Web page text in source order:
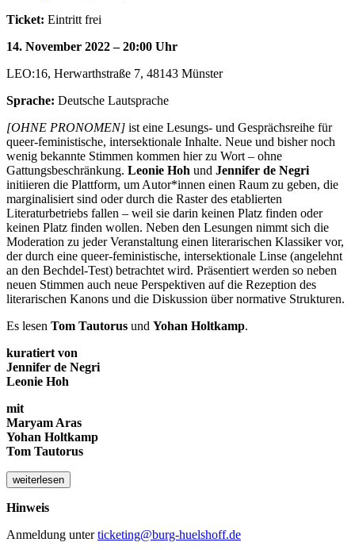
Ticket: Eintritt frei
14. November 2022 – 20:00 Uhr
LEO:16, Herwarthstraße 7, 48143 Münster
Sprache: Deutsche Lautsprache
[OHNE PRONOMEN] ist eine Lesungs- und Gesprächsreihe für
queer-feministische, intersektionale Inhalte. Neue und bisher noch
wenig bekannte Stimmen kommen hier zu Wort – ohne
Gattungsbeschränkung. Leonie Hoh und Jennifer de Negri
initiieren die Plattform, um Autor*innen einen Raum zu geben, die
marginalisiert sind oder durch die Raster des etablierten
Literaturbetriebs fallen – weil sie darin keinen Platz finden oder
keinen Platz finden wollen. Neben den Lesungen nimmt sich die
Moderation zu jeder Veranstaltung einen literarischen Klassiker vor,
der durch eine queer-feministische, intersektionale Linse (angelehnt
an den Bechdel-Test) betrachtet wird. Präsentiert werden so neben
neuen Stimmen auch neue Perspektiven auf die Rezeption des
literarischen Kanons und die Diskussion über normative Strukturen.
Es lesen Tom Tautorus und Yohan Holtkamp.
kuratiert von
Jennifer de Negri
Leonie Hoh
mit
Maryam Aras
Yohan Holtkamp
Tom Tautorus
weiterlesen
Hinweis
Anmeldung unterticketing@burg-huelshoff.de